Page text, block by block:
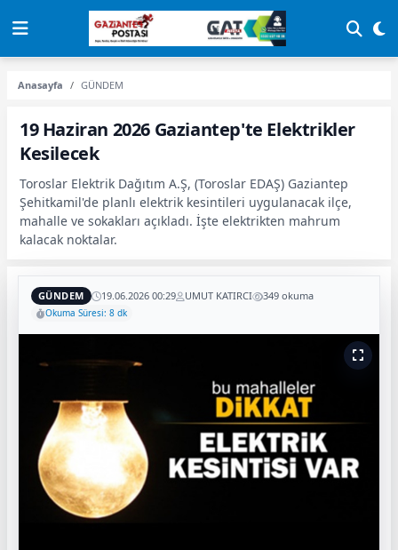
Anasayfa GÜNDEM
19 Haziran 2026 Gaziantep'te Elektrikler
Kesilecek
Toroslar Elektrik Dağıtım A.Ş, (Toroslar EDAŞ) Gaziantep
Şehitkamil'de planlı elektrik kesintileri uygulanacak ilçe,
mahalle ve sokakları açıkladı. İşte elektrikten mahrum
kalacak noktalar.
GÜNDEM 19.06.2026 00:29 UMUT KATIRCI 349 okuma
Okuma Süresi: 8 dk